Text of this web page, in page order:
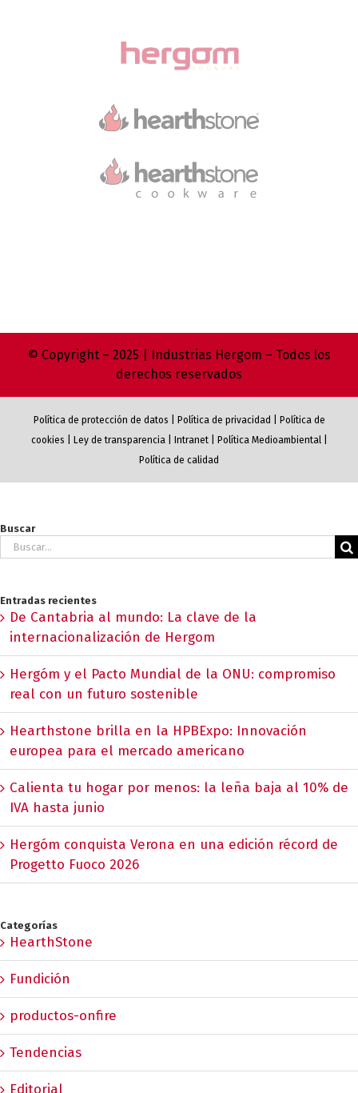
© Copyright – 2025 | Industrias Hergom – Todos los
derechos reservados
Política de protección de datos Política de privacidad
Política de
cookies
Ley de transparencia| Intranet| Política Medioambiental|
Política de calidad
Buscar
Buscar:
Entradas recientes
De Cantabria al mundo: La clave de la
internacionalización de Hergom
Hergóm y el Pacto Mundial de la ONU: compromiso
real con un futuro sostenible
Hearthstone brilla en la HPBExpo: Innovación
europea para el mercado americano
Calienta tu hogar por menos: la leña baja al 10% de
IVA hasta junio
Hergóm conquista Verona en una edición récord de
Progetto Fuoco 2026
Categorías
HearthStone
Fundición
productos-onfire
Tendencias
Editorial